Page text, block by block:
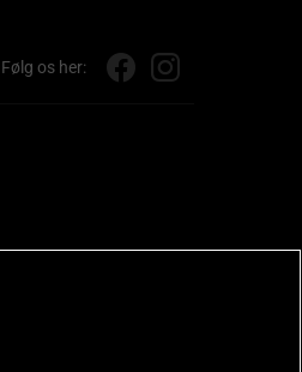
Følg os her: